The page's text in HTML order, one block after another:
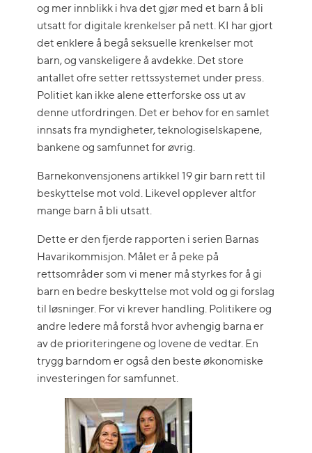
og mer innblikk i hva det gjør med et barn å bli
utsatt for digitale krenkelser på nett. KI har gjort
det enklere å begå seksuelle krenkelser mot
barn, og vanskeligere å avdekke. Det store
antallet ofre setter rettssystemet under press.
Politiet kan ikke alene etterforske oss ut av
denne utfordringen. Det er behov for en samlet
innsats fra myndigheter, teknologiselskapene,
bankene og samfunnet for øvrig.
Barnekonvensjonens artikkel 19 gir barn rett til
beskyttelse mot vold. Likevel opplever altfor
mange barn å bli utsatt.
Dette er den fjerde rapporten i serien Barnas
Havarikommisjon. Målet er å peke på
rettsområder som vi mener må styrkes for å gi
barn en bedre beskyttelse mot vold og gi forslag
til løsninger. For vi krever handling. Politikere og
andre ledere må forstå hvor avhengig barna er
av de prioriteringene og lovene de vedtar. En
trygg barndom er også den beste økonomiske
investeringen for samfunnet.